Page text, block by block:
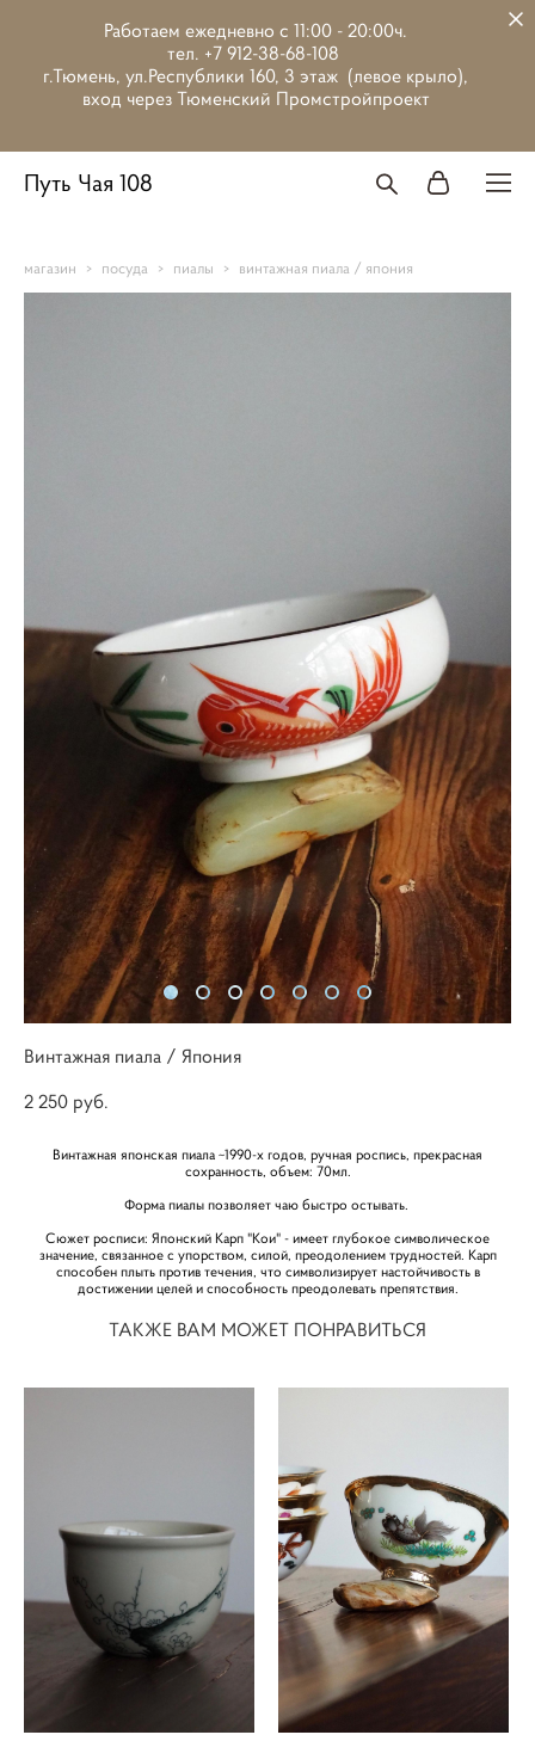
Работаем ежедневно с 11:00 - 20:00ч.
тел. +7 912-38-68-108
г.Тюмень, ул.Республики 160, 3 этаж (левое крыло),
вход через Тюменский Промстройпроект
Путь Чая 108
магазин > посуда > пиалы > винтажная пиала / япония
Винтажная пиала / Япония
2 250 pуб.
Винтажная японская пиала ~1990-х годов, ручная роспись, прекрасная
сохранность, объем: 70мл.
Форма пиалы позволяет чаю быстро остывать.
Сюжет росписи: Японский Карп "Кои" - имеет глубокое символическое
значение, связанное с упорством, силой, преодолением трудностей. Карп
способен плыть против течения, что символизирует настойчивость в
достижении целей и способность преодолевать препятствия.
ТАКЖЕ ВАМ МОЖЕТ ПОНРАВИТЬСЯ